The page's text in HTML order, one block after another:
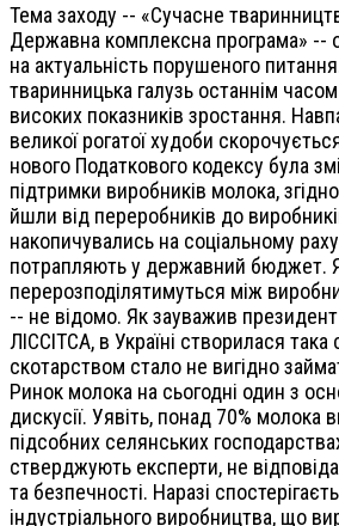
Тема заходу -- «Сучасне
Державна комплексна програма» --
на актуальність порушеного
тваринницька галузь останнім
високих показників зростання.
великої рогатої худоби
нового Податкового кодексу була
підтримки виробників молока,
йшли від переробників до
накопичувались на соціальному
потрапляють у державний бюджет.
перерозподілятимуться між
-- не відомо. Як зауважив
ЛІССІТСА, в Україні створилася така
скотарством стало не вигідно
Ринок молока на сьогодні один з
дискусії. Уявіть, понад 70% молока
підсобних селянських
стверджують експерти, не
та безпечності. Наразі
індустріального виробництва, що